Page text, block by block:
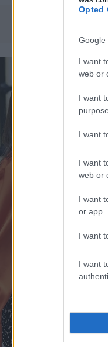
Opted
Google
I want
web or
I want
I want
I want
web or
I want
or app.
I want
I want